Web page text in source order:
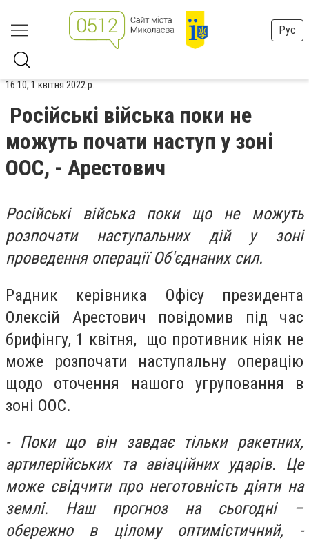
Рус
16:10, 1 квітня 2022 р.
Російські війська поки не
можуть почати наступ у зоні
ООС, - Арестович
Російські війська поки що не можуть
розпочати наступальних дій у зоні
проведення операції Об'єднаних сил.
Радник керівника Офісу президента
Олексій Арестович повідомив під час
брифінгу, 1 квітня, що противник ніяк не
може розпочати наступальну операцію
щодо оточення нашого угруповання в
зоні ООС.
- Поки що він завдає тільки ракетних,
артилерійських та авіаційних ударів. Це
може свідчити про неготовність діяти на
землі. Наш прогноз на сьогодні –
обережно в цілому оптимістичний, -